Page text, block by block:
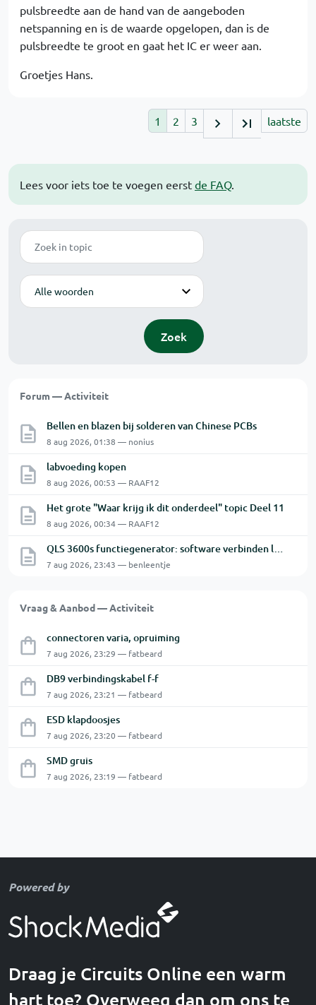
Lees voor iets toe te voegen eerst de FAQ.
Zoek
Modus
Zoek
Forum — Activiteit
Bellen en blazen bij solderen van Chinese PCBs
8 aug 2026, 01:38 — nonius
labvoeding kopen
8 aug 2026, 00:53 — RAAF12
Het grote "Waar krijg ik dit onderdeel" topic Deel 11
8 aug 2026, 00:34 — RAAF12
7 aug 2026, 23:43 — benleentje
Vraag & Aanbod — Activiteit
connectoren varia, opruiming
7 aug 2026, 23:29 — fatbeard
DB9 verbindingskabel f-f
7 aug 2026, 23:21 — fatbeard
ESD klapdoosjes
7 aug 2026, 23:20 — fatbeard
SMD gruis
7 aug 2026, 23:19 — fatbeard
pulsbreedte aan de hand van de aangeboden
netspanning en is de waarde opgelopen, dan is de
pulsbreedte te groot en gaat het IC er weer aan.
Groetjes Hans.
1 2 3 laatste
Powered by
Draag je Circuits Online een warm
hart toe? Overweeg dan om ons te